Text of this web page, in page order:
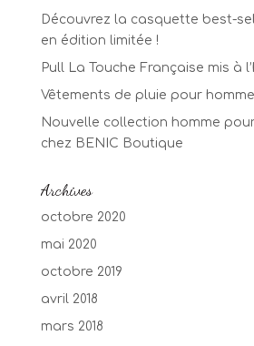
Découvrez la casquette best-
en édition limitée !
Pull La Touche Française mis à
Vêtements de pluie pour
Nouvelle collection homme
chez BENIC Boutique
Archives
octobre 2020
mai 2020
octobre 2019
avril 2018
mars 2018